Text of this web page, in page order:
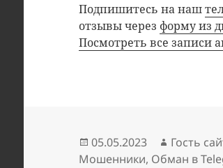
Подпишитесь на наш
отзывы через форму из
Посмотреть все записи
Опубликовано
05.05.2023 Автор
Гость
Мошенники, Обман в